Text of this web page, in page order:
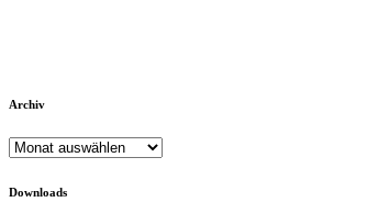
Archiv
Archiv
Downloads